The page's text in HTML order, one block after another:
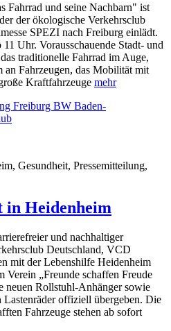
Fahrrad und seine Nachbarn" ist
der ökologische Verkehrsclub
SPEZI nach Freiburg einlädt.
Uhr. Vorausschauende Stadt- und
traditionelle Fahrrad im Auge,
an Fahrzeugen, das Mobilität mit
Kraftfahrzeuge mehr
Gesundheit, Pressemitteilung,
Heidenheim
und nachhaltiger
Deutschland, VCD
mit der Lebenshilfe Heidenheim
Verein „Freunde schaffen Freude
neuen Rollstuhl-Anhänger sowie
Lastenräder offiziell übergeben. Die
Fahrzeuge stehen ab sofort